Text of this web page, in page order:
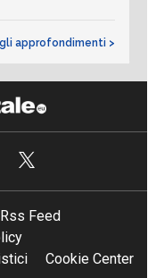
approfondimenti >
Rss Feed
Cookie Center